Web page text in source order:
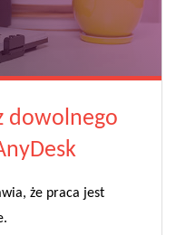
dowolnego
że praca jest